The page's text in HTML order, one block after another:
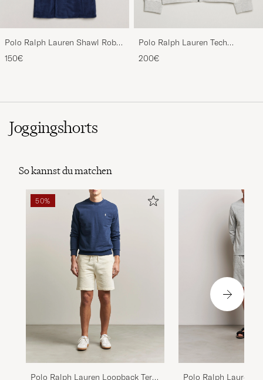
Polo Ralph Lauren Shawl Robe
Navy
150€
Polo Ralph Lauren Tech
Performance Full Zip Light
Sport Heather
200€
Joggingshorts
So kannst du matchen
50%
Polo Ralph Lauren Loopback Terry
Polo Ralph Lauren